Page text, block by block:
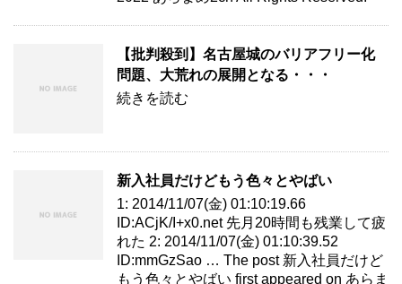
【批判殺到】名古屋城のバリアフリー化
問題、大荒れの展開となる・・・
続きを読む
新入社員だけどもう色々とやばい
1: 2014/11/07(金) 01:10:19.66
ID:ACjK/I+x0.net 先月20時間も残業して疲
れた 2: 2014/11/07(金) 01:10:39.52
ID:mmGzSao … The post 新入社員だけど
もう色々とやばい first appeared on あらま